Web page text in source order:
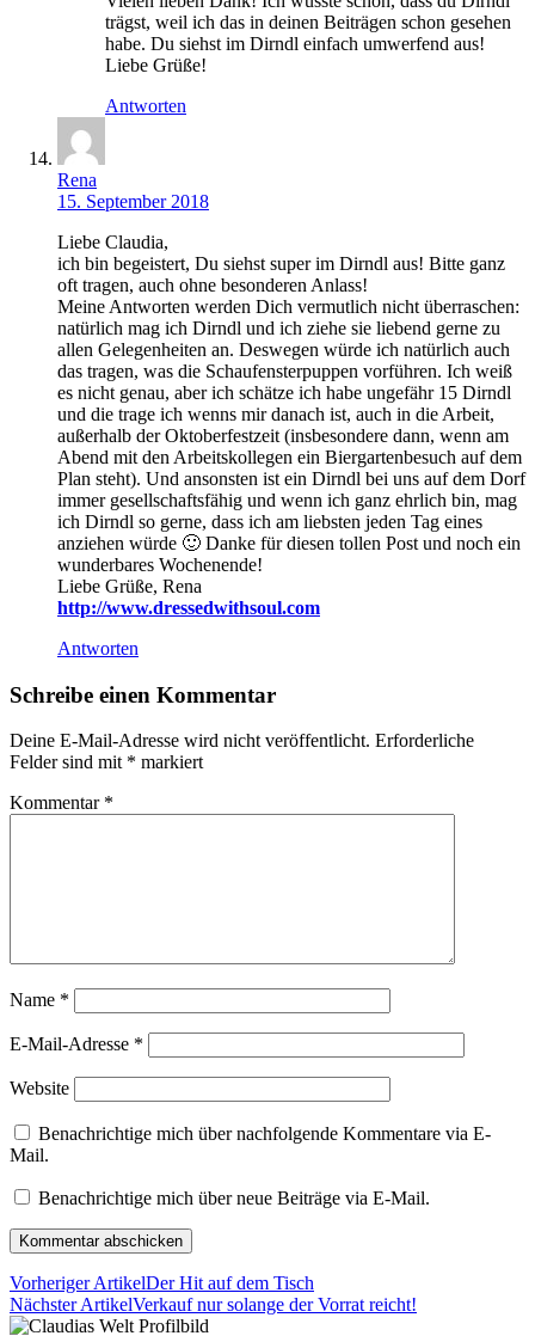
trägst, weil ich das in deinen Beiträgen schon gesehen
habe. Du siehst im Dirndl einfach umwerfend aus!
Liebe Grüße!
Antworten
Rena
15. September 2018
Liebe Claudia,
ich bin begeistert, Du siehst super im Dirndl aus! Bitte ganz
oft tragen, auch ohne besonderen Anlass!
Meine Antworten werden Dich vermutlich nicht überraschen:
natürlich mag ich Dirndl und ich ziehe sie liebend gerne zu
allen Gelegenheiten an. Deswegen würde ich natürlich auch
das tragen, was die Schaufensterpuppen vorführen. Ich weiß
es nicht genau, aber ich schätze ich habe ungefähr 15 Dirndl
und die trage ich wenns mir danach ist, auch in die Arbeit,
außerhalb der Oktoberfestzeit (insbesondere dann, wenn am
Abend mit den Arbeitskollegen ein Biergartenbesuch auf dem
Plan steht). Und ansonsten ist ein Dirndl bei uns auf dem Dorf
immer gesellschaftsfähig und wenn ich ganz ehrlich bin, mag
ich Dirndl so gerne, dass ich am liebsten jeden Tag eines
anziehen würde 🙂 Danke für diesen tollen Post und noch ein
wunderbares Wochenende!
Liebe Grüße, Rena
http://www.dressedwithsoul.com
Antworten
Schreibe einen Kommentar
Deine E-Mail-Adresse wird nicht veröffentlicht. Erforderliche
Felder sind mit * markiert
Kommentar *
Name *
E-Mail-Adresse *
Website
Benachrichtige mich über nachfolgende Kommentare via E-
Mail.
Benachrichtige mich über neue Beiträge via E-Mail.
Vorheriger ArtikelDer Hit auf dem Tisch
Nächster ArtikelVerkauf nur solange der Vorrat reicht!